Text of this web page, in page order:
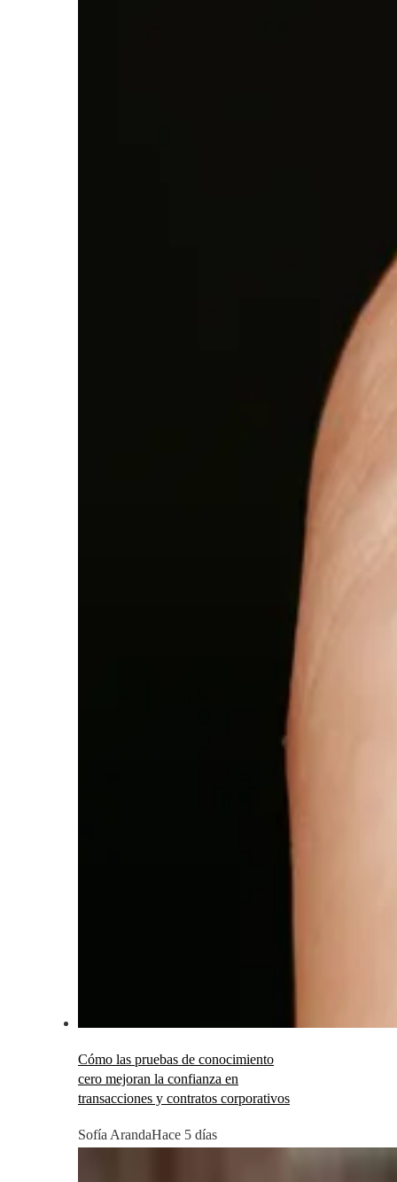
Cómo las pruebas de conocimiento
cero mejoran la confianza en
transacciones y contratos corporativos
Sofía ArandaHace 5 días